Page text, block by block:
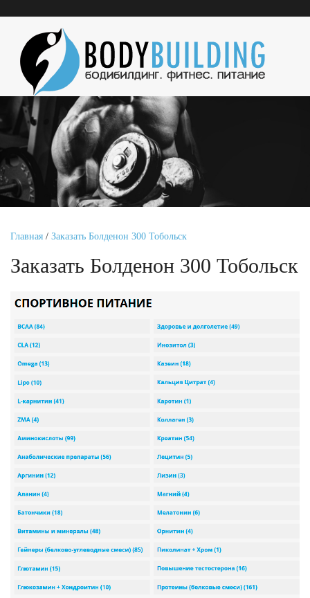
Главная / Заказать Болденон 300 Тобольск
Заказать Болденон 300 Тобольск